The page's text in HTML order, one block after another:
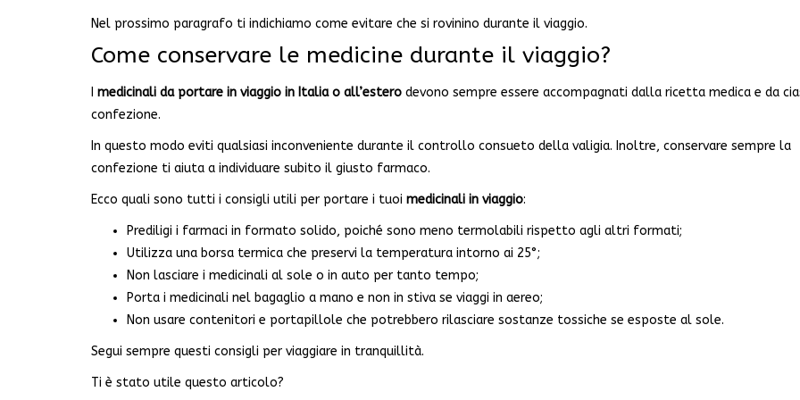
Nel prossimo paragrafo ti indichiamo come evitare che si rovinino durante il viaggio.
Come conservare le medicine durante il viaggio?
medicinali da portare in viaggio in Italia o all’estero devono sempre essere accompagnati dalla ricetta medica e da
confezione.
In questo modo eviti qualsiasi inconveniente durante il controllo consueto della valigia. Inoltre, conservare sempre la
confezione ti aiuta a individuare subito il giusto farmaco.
Ecco quali sono tutti i consigli utili per portare i tuoi medicinali in viaggio:
Prediligi i farmaci in formato solido, poiché sono meno termolabili rispetto agli altri formati;
Utilizza una borsa termica che preservi la temperatura intorno ai 25°;
Non lasciare i medicinali al sole o in auto per tanto tempo;
Porta i medicinali nel bagaglio a mano e non in stiva se viaggi in aereo;
Non usare contenitori e portapillole che potrebbero rilasciare sostanze tossiche se esposte al sole.
Segui sempre questi consigli per viaggiare in tranquillità.
Ti è stato utile questo articolo?